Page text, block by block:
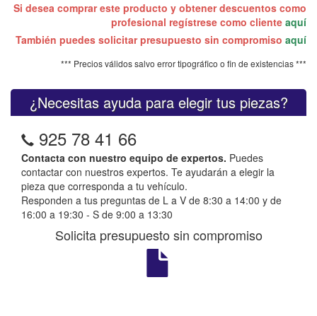
Si desea comprar este producto y obtener descuentos como
profesional regístrese como cliente aquí
También puedes solicitar presupuesto sin compromiso aquí
*** Precios válidos salvo error tipográfico o fin de existencias ***
¿Necesitas ayuda para elegir tus piezas?
925 78 41 66
Contacta con nuestro equipo de expertos. Puedes
contactar con nuestros expertos. Te ayudarán a elegir la
pieza que corresponda a tu vehículo.
Responden a tus preguntas de L a V de 8:30 a 14:00 y de
16:00 a 19:30 - S de 9:00 a 13:30
Solicita presupuesto sin compromiso